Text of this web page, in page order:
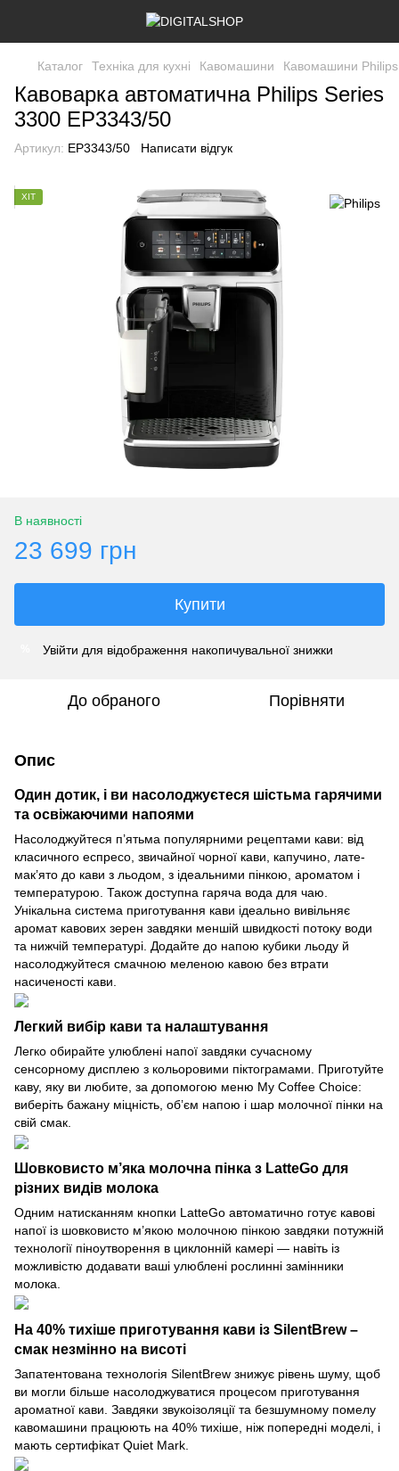
Каталог Техніка для кухні Кавомашини Кавомашини Philips
Кавоварка автоматична Philips Series
3300 EP3343/50
Артикул: EP3343/50 Написати відгук
ХІТ
В наявності
23 699 грн
Купити
Увійти для відображення накопичувальної знижки
До обраного Порівняти
Опис
Один дотик, і ви насолоджуєтеся шістьма гарячими
та освіжаючими напоями
Насолоджуйтеся п’ятьма популярними рецептами кави: від
класичного еспресо, звичайної чорної кави, капучино, лате-
мак’ято до кави з льодом, з ідеальними пінкою, ароматом і
температурою. Також доступна гаряча вода для чаю.
Унікальна система приготування кави ідеально вивільняє
аромат кавових зерен завдяки меншій швидкості потоку води
та нижчій температурі. Додайте до напою кубики льоду й
насолоджуйтеся смачною меленою кавою без втрати
насиченості кави.
Легкий вибір кави та налаштування
Легко обирайте улюблені напої завдяки сучасному
сенсорному дисплею з кольоровими піктограмами. Приготуйте
каву, яку ви любите, за допомогою меню My Coffee Choice:
виберіть бажану міцність, об’єм напою і шар молочної пінки на
свій смак.
Шовковисто м’яка молочна пінка з LatteGo для
різних видів молока
Одним натисканням кнопки LatteGo автоматично готує кавові
напої із шовковисто м’якою молочною пінкою завдяки потужній
технології піноутворення в циклонній камері — навіть із
можливістю додавати ваші улюблені рослинні замінники
молока.
На 40% тихіше приготування кави із SilentBrew –
смак незмінно на висоті
Запатентована технологія SilentBrew знижує рівень шуму, щоб
ви могли більше насолоджуватися процесом приготування
ароматної кави. Завдяки звукоізоляції та безшумному помелу
кавомашини працюють на 40% тихіше, ніж попередні моделі, і
мають сертифікат Quiet Mark.